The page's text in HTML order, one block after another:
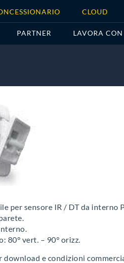
CLOUD
PARTNER LAVORA
per sensore IR / DT da interno
80° vert. – 90° orizz.
download e condizioni